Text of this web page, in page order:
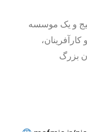
و یک موسسه
بزرگ